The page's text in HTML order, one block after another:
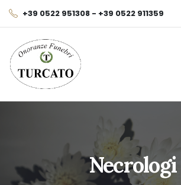
+39 0522 951308 - +39 0522 911359
Necrologi